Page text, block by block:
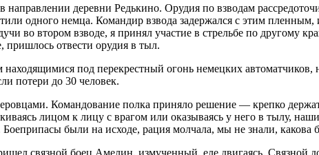
направлении деревни Редькино. Орудия по взводам
одного немца. Командир взвода задержался с этим
во втором взводе, я принял участие в стрельбе по другому
пришлось отвести орудия в тыл.
под перекрестный огонь немецких
потери до 30 человек.
Командование полка приняло решение — крепко
лицом к лицу с врагом или оказываясь у него в тылу,
были на исходе, рация молчала, мы не знали, какова